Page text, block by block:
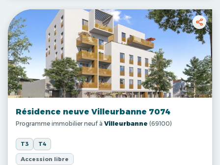
Résidence neuve Villeurbanne 7074
Programme immobilier neuf à Villeurbanne (69100)
T3 T4
Accession libre